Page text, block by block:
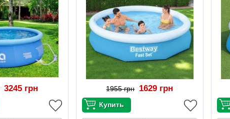
3245 грн 1955 грн 1629 грн